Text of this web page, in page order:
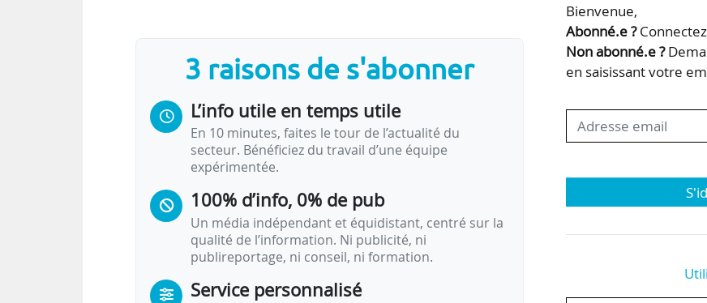
• contribuer au rayonnement de la recherche française en matière
politiques publiques sur la scène européenne et internationale en
• améliorer la qualité de la réponse aux commandes des…
3 raisons de s'abonner
L’info utile en temps utile
En 10 minutes, faites le tour de l’actualité du
secteur. Bénéficiez du travail d’une équipe
expérimentée.
100% d’info, 0% de pub
Un média indépendant et équidistant, centré sur la
qualité de l’information. Ni publicité, ni
publireportage, ni conseil, ni formation.
Service personnalisé
Bienvenue,
Abonné.e ?
Non abonné.e ?
en saisissant votre